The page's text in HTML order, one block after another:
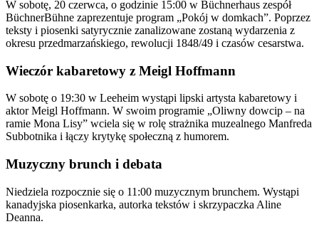
W sobotę, 20 czerwca, o godzinie 15:00 w Büchnerhaus zespół
BüchnerBühne zaprezentuje program „Pokój w domkach”. Poprzez
teksty i piosenki satyrycznie zanalizowane zostaną wydarzenia z
okresu przedmarzańskiego, rewolucji 1848/49 i czasów cesarstwa.
Wieczór kabaretowy z Meigl Hoffmann
W sobotę o 19:30 w Leeheim wystąpi lipski artysta kabaretowy i
aktor Meigl Hoffmann. W swoim programie „Oliwny dowcip – na
ramie Mona Lisy” wciela się w rolę strażnika muzealnego Manfreda
Subbotnika i łączy krytykę społeczną z humorem.
Muzyczny brunch i debata
Niedziela rozpocznie się o 11:00 muzycznym brunchem. Wystąpi
kanadyjska piosenkarka, autorka tekstów i skrzypaczka Aline
Deanna.